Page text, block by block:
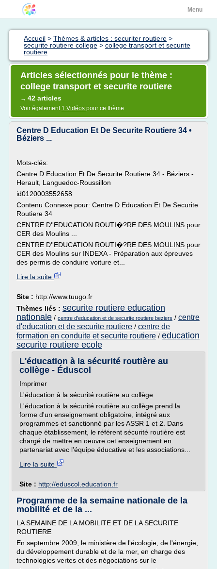
Menu
Accueil > Thèmes & articles : securiter routiere >
securite routiere college > college transport et securite
routiere
Articles sélectionnés pour le thème :
college transport et securite routiere
→ 42 articles
Voir également 1 Vidéos pour ce thème
Centre D Education Et De Securite Routiere 34 •
Béziers ...
Mots-clés:
Centre D Education Et De Securite Routiere 34 - Béziers -
Herault, Languedoc-Roussillon
id0120003552658
Contenu Connexe pour: Centre D Education Et De Securite
Routiere 34
CENTRE D''EDUCATION ROUTI�?RE DES MOULINS pour
CER des Moulins ...
CENTRE D''EDUCATION ROUTI�?RE DES MOULINS pour
CER des Moulins sur INDEXA - Préparation aux épreuves
des permis de conduire voiture et...
Lire la suite
Site : http://www.tuugo.fr
Thèmes liés : securite routiere education
nationale / centre d'education et de securite routiere beziers / centre
d'education et de securite routiere / centre de
formation en conduite et securite routiere / education
securite routiere ecole
L'éducation à la sécurité routière au
collège - Éduscol
Imprimer
L'éducation à la sécurité routière au collège
L'éducation à la sécurité routière au collège prend la
forme d'un enseignement obligatoire, intégré aux
programmes et sanctionné par les ASSR 1 et 2. Dans
chaque établissement, le référent sécurité routière est
chargé de mettre en oeuvre cet enseignement en
partenariat avec l'équipe éducative et les associations...
Lire la suite
Site : http://eduscol.education.fr
Programme de la semaine nationale de la
mobilité et de la ...
LA SEMAINE DE LA MOBILITE ET DE LA SECURITE
ROUTIERE
En septembre 2009, le ministère de l'écologie, de l'énergie,
du développement durable et de la mer, en charge des
technologies vertes et des négociations sur le